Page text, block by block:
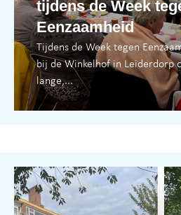
tijdens de Week
Eenzaamheid
Tijdens de Week tegen
bij de Winkelhof in Leiderdorp
lange,...